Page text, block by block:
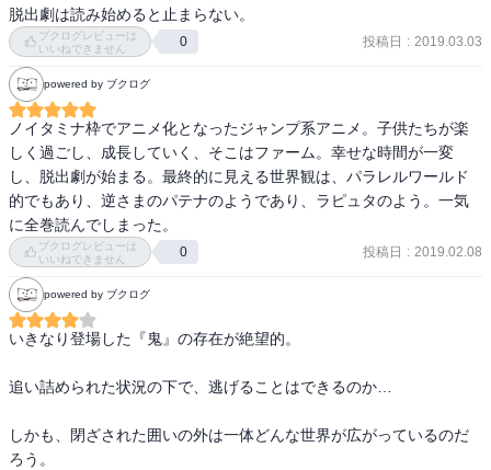
脱出劇は読み始めると止まらない。
ブクログレビューは
いいねできません
0 投稿日 : 2019.03.03
powered by ブクログ
ノイタミナ枠でアニメ化となったジャンプ系アニメ。子供たちが楽
しく過ごし、成長していく、そこはファーム。幸せな時間が一変
し、脱出劇が始まる。最終的に見える世界観は、パラレルワールド
的でもあり、逆さまのパテナのようであり、ラピュタのよう。一気
に全巻読んでしまった。
ブクログレビューは
いいねできません
0 投稿日 : 2019.02.08
powered by ブクログ
いきなり登場した『鬼』の存在が絶望的。
追い詰められた状況の下で、逃げることはできるのか…
しかも、閉ざされた囲いの外は一体どんな世界が広がっているのだ
ろう。